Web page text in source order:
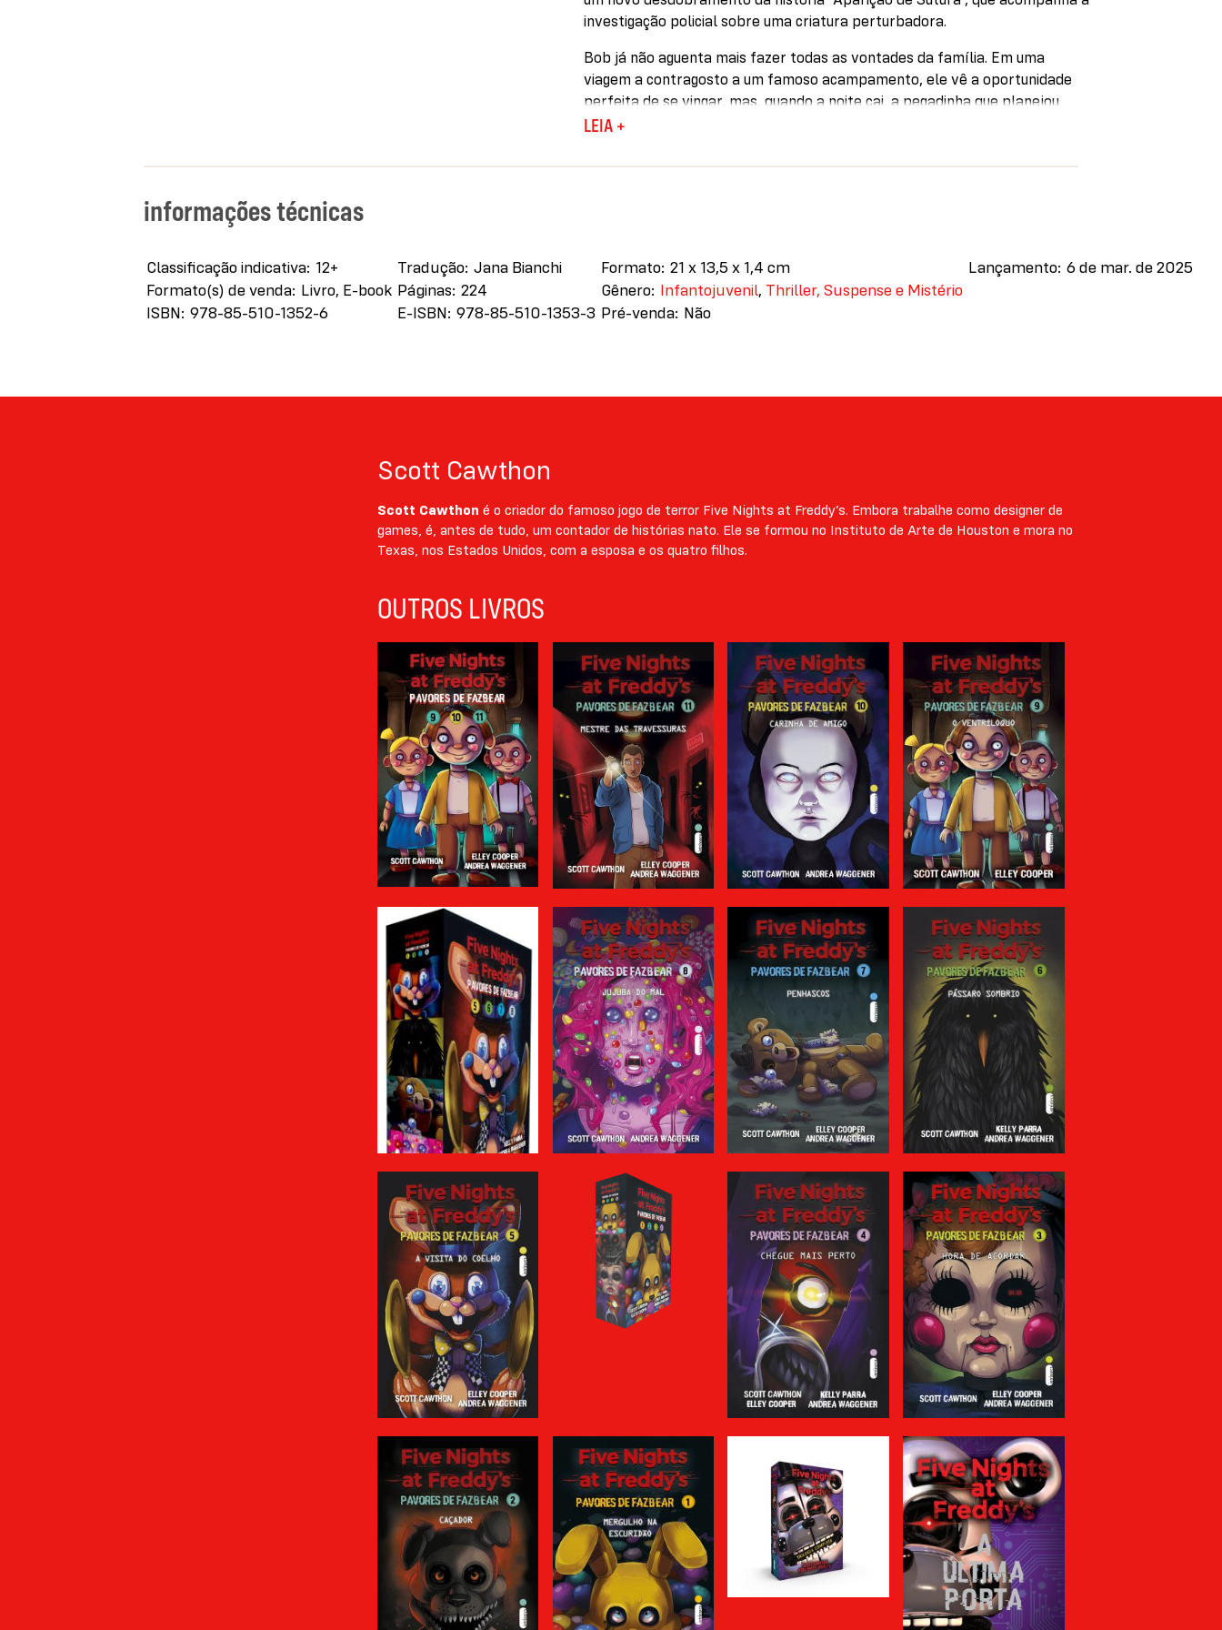
investigação policial sobre uma criatura perturbadora.
Bob já não aguenta mais fazer todas as vontades da família. Em uma
viagem a contragosto a um famoso acampamento, ele vê a oportunidade
perfeita de se vingar, mas, quando a noite cai, a pegadinha que planejou
toma um rumo assustador…
Arthur crê que o bem sempre vence o mal. No entanto, ao ser chamado ao
hospital para dar a extrema-unção ao desconhecido do quarto 1280, um
paciente crítico cujo corpo está coberto por queimaduras graves, a fé do
LEIA +
informações técnicas
Mais
informações
Classificação indicativa 12+
Formato(s) de venda Livro, E-book
ISBN 978-85-510-1352-6
Tradução Jana Bianchi
Páginas 224
E-ISBN 978-85-510-1353-3
Formato 21 x 13,5 x 1,4 cm
Gênero Infantojuvenil, Thriller, Suspense e Mistério
Pré-venda Não
Lançamento 6 de mar. de 2025
Scott Cawthon
Scott Cawthon é o criador do famoso jogo de terror Five Nights at Freddy’s. Embora trabalhe como designer de
games, é, antes de tudo, um contador de histórias nato. Ele se formou no Instituto de Arte de Houston e mora no
Texas, nos Estados Unidos, com a esposa e os quatro filhos.
OUTROS LIVROS